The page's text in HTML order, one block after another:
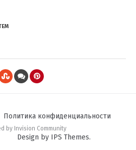
Политика конфиденциальности
by Invision Community
Design by IPS Themes.